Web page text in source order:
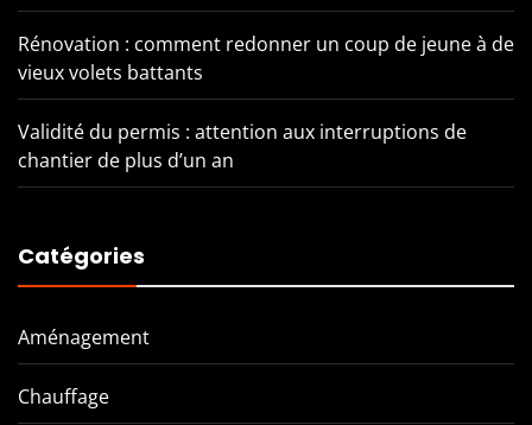
Rénovation : comment redonner un coup de jeune à de
vieux volets battants
Validité du permis : attention aux interruptions de
chantier de plus d’un an
Catégories
Aménagement
Chauffage